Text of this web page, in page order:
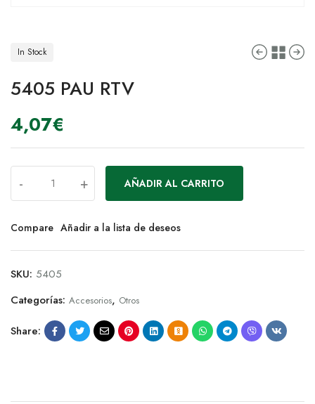
In Stock
5405 PAU RTV
4,07€
- + AÑADIR AL CARRITO
Compare Añadir a la lista de deseos
SKU: 5405
Categorías: Accesorios, Otros
Share: